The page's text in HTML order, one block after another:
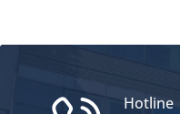
Hotline